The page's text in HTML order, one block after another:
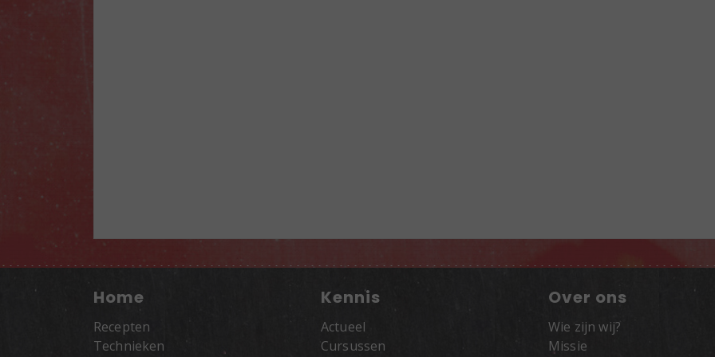
Home
Recepten
Technieken
Kennis
Actueel
Cursussen
Over ons
Wie zijn wij?
Missie